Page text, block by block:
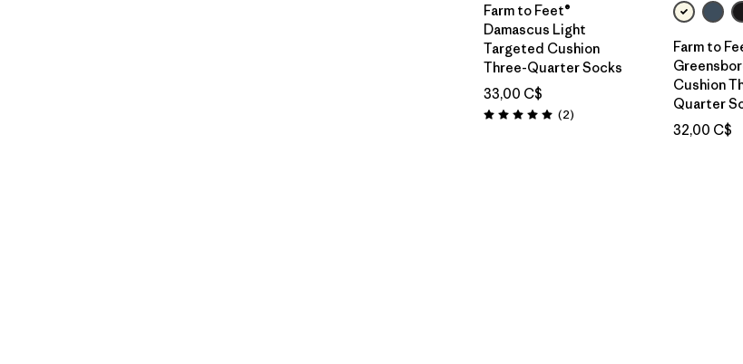
Farm to Feet®
Damascus Light
Targeted Cushion
Three-Quarter Socks
33,00 C$
Évaluation: 5.0 / 5
(2Avis
)
Farm to
Cushion
Quarter
32,00 C$